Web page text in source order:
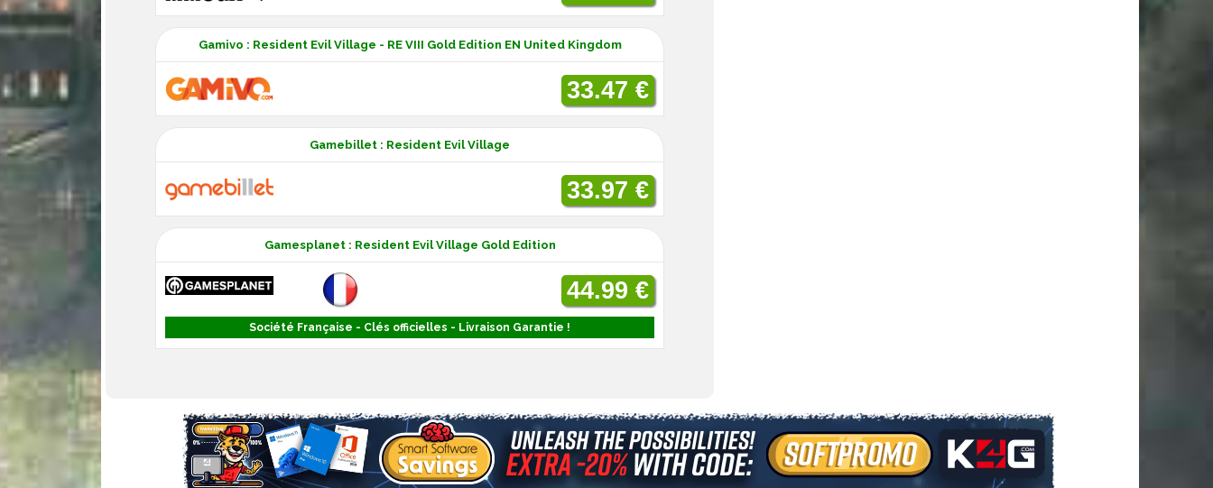
Gamivo : Resident Evil Village - RE VIII Gold Edition EN United Kingdom
33.47 €
Gamebillet : Resident Evil Village
33.97 €
Gamesplanet : Resident Evil Village Gold Edition
44.99 €
Société Française - Clés officielles - Livraison Garantie !